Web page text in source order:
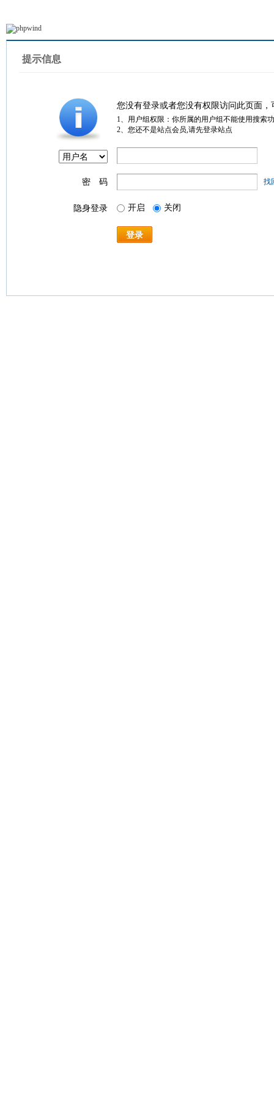
提示信息
您没有登录或者您没有权限访问此页面
1、用户组权限：你所属的用户组不能使用搜索
2、您还不是站点会员,请先登录站点
密 码 找
隐身登录 开启 关闭
登录